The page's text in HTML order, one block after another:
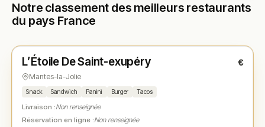
Notre classement des meilleurs restaurants
du pays France
★ N° 1
L’Étoile De Saint-exupéry €
Mantes-la-Jolie
Snack Sandwich Panini Burger Tacos
Livraison :Non renseignée
Réservation en ligne :Non renseignée